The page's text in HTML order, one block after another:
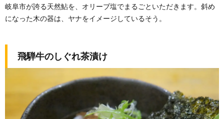
岐阜市が誇る天然鮎を、オリーブ塩でまるごといただきます。斜め
になった木の器は、ヤナをイメージしているそう。
飛騨牛のしぐれ茶漬け